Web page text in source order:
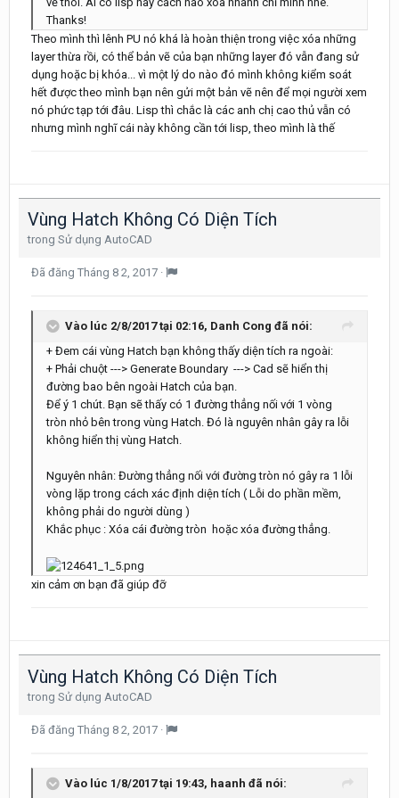
Thanks!
Theo mình thì lênh PU nó khá là hoàn thiện trong việc xóa những
layer thừa rồi, có thể bản vẽ của bạn những layer đó vẫn đang sử
dụng hoặc bị khóa... vì một lý do nào đó mình không kiểm soát
hết được theo mình bạn nên gửi một bản vẽ nên để mọi người xem
nó phức tạp tới đâu. Lisp thì chắc là các anh chị cao thủ vẫn có
nhưng mình nghĩ cái này không cần tới lisp, theo mình là thế
Vùng Hatch Không Có Diện Tích
trong Sử dụng AutoCAD
Đã đăng Tháng 8 2, 2017 ·
Vào lúc 2/8/2017 tại 02:16, Danh Cong đã nói:
+ Đem cái vùng Hatch bạn không thấy diện tích ra ngoài:
+ Phải chuột ---> Generate Boundary ---> Cad sẽ hiển thị
đường bao bên ngoài Hatch của bạn.
Để ý 1 chút. Bạn sẽ thấy có 1 đường thẳng nối với 1 vòng
tròn nhỏ bên trong vùng Hatch. Đó là nguyên nhân gây ra lỗi
không hiển thị vùng Hatch.
Nguyên nhân: Đường thẳng nối với đường tròn nó gây ra 1 lỗi
vòng lặp trong cách xác định diện tích ( Lỗi do phần mềm,
không phải do người dùng )
Khắc phục : Xóa cái đường tròn hoặc xóa đường thẳng.
xin cảm ơn bạn đã giúp đỡ
Vùng Hatch Không Có Diện Tích
trong Sử dụng AutoCAD
Đã đăng Tháng 8 2, 2017 ·
Vào lúc 1/8/2017 tại 19:43, haanh đã nói: